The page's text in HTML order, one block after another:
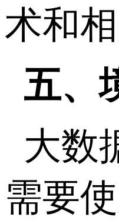
术和
五、
大数
需要